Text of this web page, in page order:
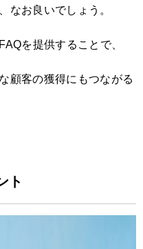
なお良いでしょう。
を提供することで、
顧客の獲得にもつながる
ト